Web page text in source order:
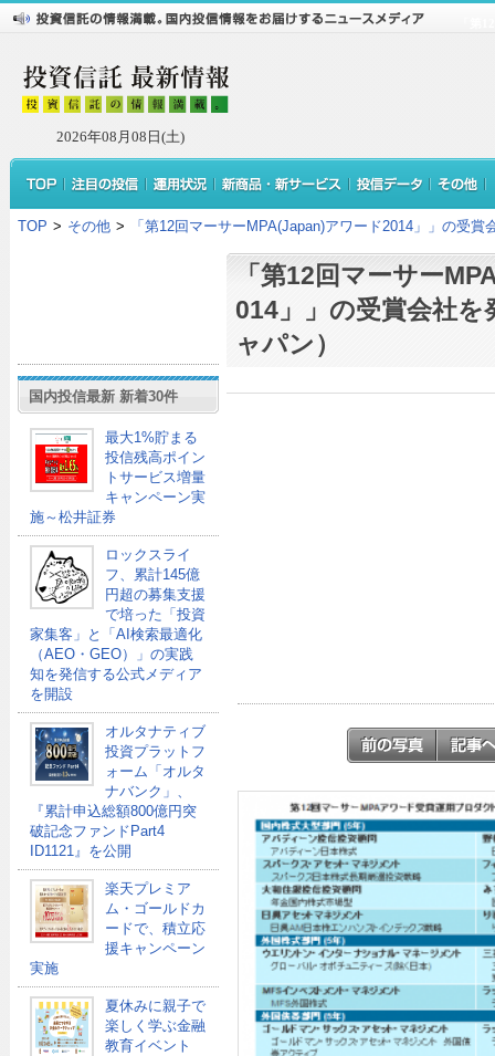
2026年08月08日(土)
TOP > その他 > 「第12回マーサーMPA(Japan)アワード2014」」の受
国内投信最新 新着30件
最大1%貯まる
投信残高ポイン
トサービス増量
キャンペーン実
施～松井証券
ロックスライ
フ、累計145億
円超の募集支援
で培った「投資
家集客」と「AI検索最適化
（AEO・GEO）」の実践
知を発信する公式メディア
を開設
オルタナティブ
投資プラットフ
ォーム「オルタ
ナバンク」、
『累計申込総額800億円突
破記念ファンドPart4
ID1121』を公開
楽天プレミア
ム・ゴールドカ
ードで、積立応
援キャンペーン
実施
夏休みに親子で
楽しく学ぶ金融
教育イベント
「第12回マーサー
014」」の受賞会社を
ャパン）